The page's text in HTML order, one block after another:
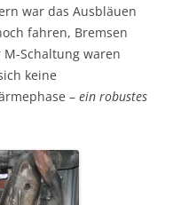
war das Ausbläuen
fahren, Bremsen
Schaltung waren
keine
– ein robustes